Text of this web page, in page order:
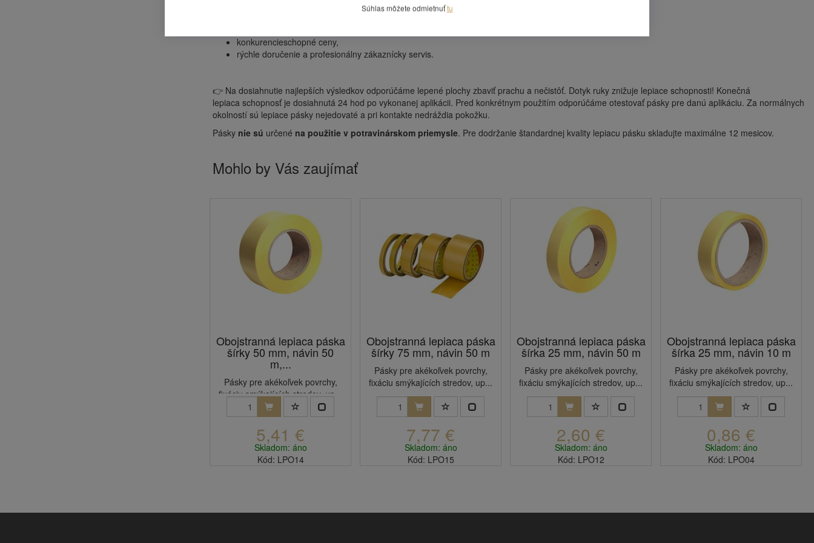
konkurencieschopné ceny,
rýchle doručenie a profesionálny zákaznícky servis.
👉 Na dosiahnutie najlepších výsledkov odporúčáme lepené plochy zbaviť prachu a nečistôť. Dotyk ruky znižuje lepiace schopnosti! Konečná
lepiaca schopnosť je dosiahnutá 24 hod po vykonanej aplikácii. Pred konkrétnym použitím odporúčáme otestovať pásky pre danú aplikáciu. Za normálnych
okolností sú lepiace pásky nejedovaté a pri kontakte nedráždia pokožku.
Pásky nie sú určené na použitie v potravinárskom priemysle. Pre dodržanie štandardnej kvality lepiacu pásku skladujte maximálne 12 mesicov.
Mohlo by Vás zaujímať
Obojstranná lepiaca páska
šírky 50 mm, návin 50
m,...
Pásky pre akékoľvek povrchy,
fixáciu smýkajících stredov, up...
5,41 €
Skladom: áno
Kód: LPO14
Obojstranná lepiaca páska
šírky 75 mm, návin 50 m
Pásky pre akékoľvek povrchy,
fixáciu smýkajících stredov, up...
7,77 €
Skladom: áno
Kód: LPO15
Obojstranná lepiaca páska
šírka 25 mm, návin 50 m
Pásky pre akékoľvek povrchy,
fixáciu smýkajících stredov, up...
2,60 €
Skladom: áno
Kód: LPO12
Obojstranná lepiaca páska
šírka 25 mm, návin 10 m
Pásky pre akékoľvek povrchy,
fixáciu smýkajících stredov, up...
0,86 €
Skladom: áno
Kód: LPO04
Súhlas môžete odmietnuťtu